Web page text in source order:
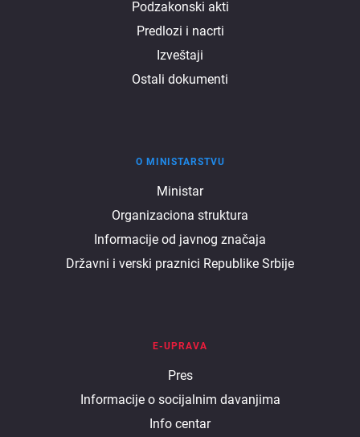
Podzakonski akti
Predlozi i nacrti
Izveštaji
Ostali dokumenti
ministarstvu
O MINISTARSTVU
Ministar
Organizaciona struktura
Informacije od javnog značaja
Državni i verski praznici Republike Srbije
E-UPRAVA
Pres
Informacije o socijalnim davanjima
Info centar